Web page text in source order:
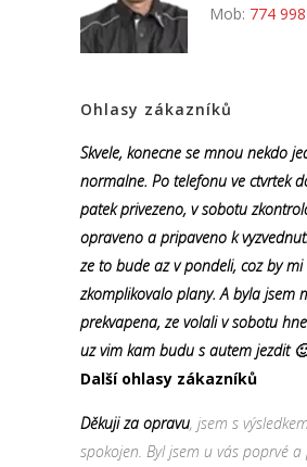
Mob: 774
Ohlasy zákazníků
Skvele, konecne se mnou nekdo
normalne. Po telefonu ve ctvrtek
patek privezeno, v sobotu
opraveno a pripaveno k
ze to bude az v pondeli, coz by mi
zkomplikovalo plany. A byla jsem
prekvapena, ze volali v sobotu
uz vim kam budu s autem jezdit
Další ohlasy zákazníků
Děkuji za opravu, jsem s
spokojen. Byl jsem u vás poprvé